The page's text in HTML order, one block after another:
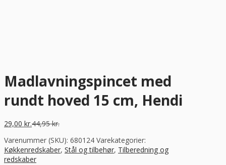
Madlavningspincet med
rundt hoved 15 cm, Hendi
29,00 kr.44,95kr.
Varenummer (SKU): 680124 Varekategorier:
Køkkenredskaber, Stål og tilbehør, Tilberedning og
redskaber